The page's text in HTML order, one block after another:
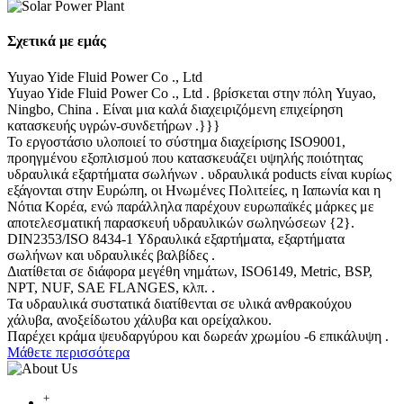
Σχετικά με εμάς
Yuyao Yide Fluid Power Co ., Ltd
Yuyao Yide Fluid Power Co ., Ltd . βρίσκεται στην πόλη Yuyao,
Ningbo, China . Είναι μια καλά διαχειριζόμενη επιχείρηση
κατασκευής υγρών-συνδετήρων .}}}
Το εργοστάσιο υλοποιεί το σύστημα διαχείρισης ISO9001,
προηγμένου εξοπλισμού που κατασκευάζει υψηλής ποιότητας
υδραυλικά εξαρτήματα σωλήνων . υδραυλικά poducts είναι κυρίως
εξάγονται στην Ευρώπη, οι Ηνωμένες Πολιτείες, η Ιαπωνία και η
Νότια Κορέα, ενώ παράλληλα παρέχουν ευρωπαϊκές μάρκες με
αποτελεσματική παρασκευή υδραυλικών σωληνώσεων {2}.
DIN2353/ISO 8434-1 Υδραυλικά εξαρτήματα, εξαρτήματα
σωλήνων και υδραυλικές βαλβίδες .
Διατίθεται σε διάφορα μεγέθη νημάτων, ISO6149, Metric, BSP,
NPT, NUF, SAE FLANGES, κλπ. .
Τα υδραυλικά συστατικά διατίθενται σε υλικά ανθρακούχου
χάλυβα, ανοξείδωτου χάλυβα και ορείχαλκου.
Παρέχει κράμα ψευδαργύρου και δωρεάν χρωμίου -6 επικάλυψη .
Μάθετε περισσότερα
+